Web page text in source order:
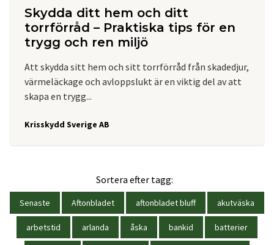
Skydda ditt hem och ditt
torrförråd – Praktiska tips för en
trygg och ren miljö
Att skydda sitt hem och sitt torrförråd från skadedjur,
värmeläckage och avloppslukt är en viktig del av att
skapa en trygg...
Krisskydd Sverige AB
Sortera efter tagg:
Senaste Aftonbladet aftonbladet bluff akutväska
arbetstid arlanda åska bankid batterier